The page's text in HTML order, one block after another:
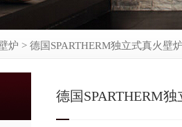
炉 > 德国SPARTHERM独立式真火壁
德国SPARTHERM